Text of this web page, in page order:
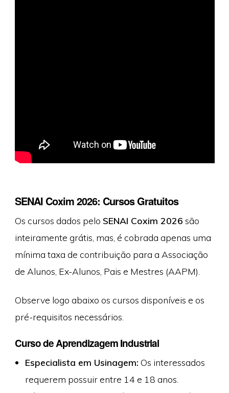
SENAI Coxim 2026: Cursos Gratuitos
Os cursos dados pelo SENAI Coxim 2026 são
inteiramente grátis, mas, é cobrada apenas uma
mínima taxa de contribuição para a Associação
de Alunos, Ex-Alunos, Pais e Mestres (AAPM).
Observe logo abaixo os cursos disponíveis e os
pré-requisitos necessários.
Curso de Aprendizagem Industrial
Especialista em Usinagem: Os interessados
requerem possuir entre 14 e 18 anos.